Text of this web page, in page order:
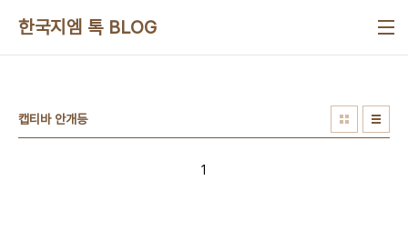
한국지엠 톡 BLOG
캡티바 안개등
1